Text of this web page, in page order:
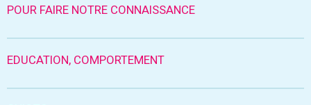
POUR FAIRE NOTRE CONNAISSANCE
EDUCATION, COMPORTEMENT